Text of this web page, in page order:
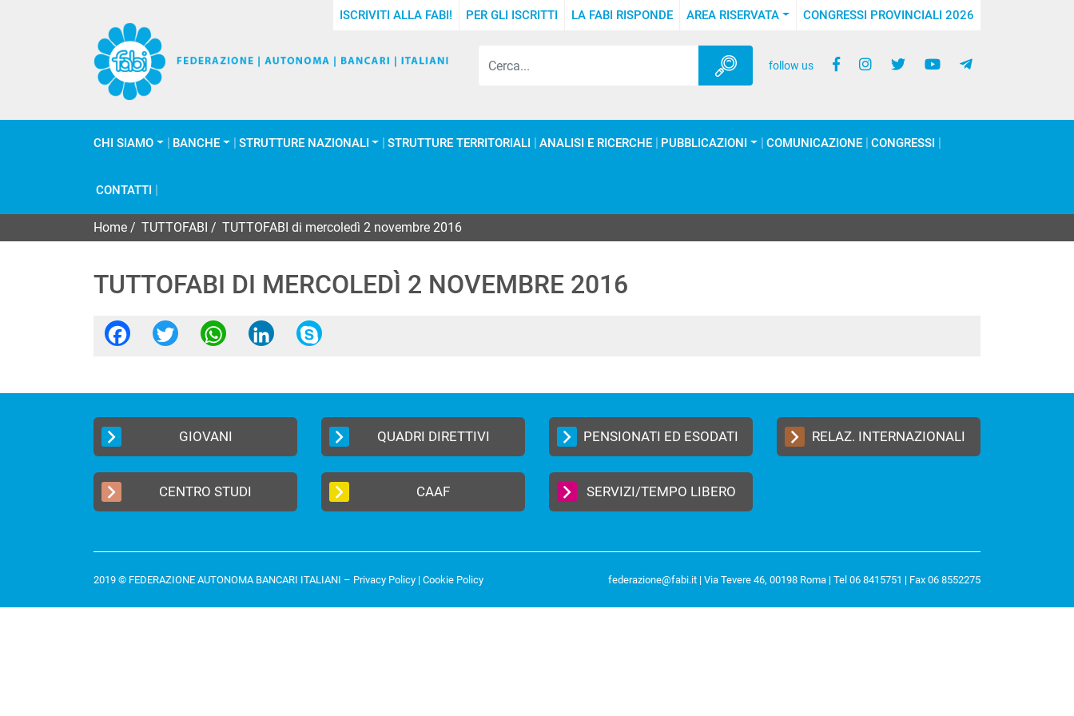
ISCRIVITI ALLA FABI! PER GLI ISCRITTI LA FABI RISPONDE AREA RISERVATA CONGRESSI PROVINCIALI 2026
follow us
CHI SIAMO BANCHE STRUTTURE NAZIONALI STRUTTURE TERRITORIALI ANALISI E RICERCHE PUBBLICAZIONI COMUNICAZIONE CONGRESSI
CONTATTI
Home TUTTOFABI TUTTOFABI di mercoledì 2 novembre 2016
TUTTOFABI DI MERCOLEDÌ 2 NOVEMBRE 2016
FacebookTwitterWhatsApp
LinkedIn
GIOVANI QUADRI DIRETTIVI PENSIONATI ED ESODATI RELAZ. INTERNAZIONALI
CENTRO STUDI CAAF SERVIZI/TEMPO LIBERO
2019 © FEDERAZIONE AUTONOMA BANCARI ITALIANI – Privacy Policy | Cookie Policy federazione@fabi.it | Via Tevere 46, 00198 Roma | Tel 06 8415751 | Fax 06 8552275